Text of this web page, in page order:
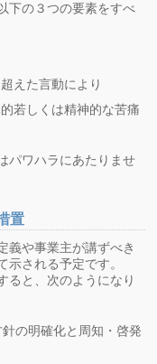
下の３つの要素をすべ
えた言動により
若しくは精神的な苦痛
パワハラにあたりませ
置
義や事業主が講ずべき
される予定です。
ると、次のようになり
の明確化と周知・啓発